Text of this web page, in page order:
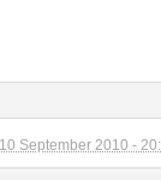
10 September 2010 -